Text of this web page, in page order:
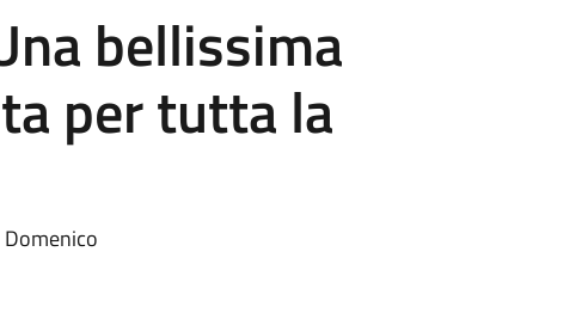
bellissima
per tutta la